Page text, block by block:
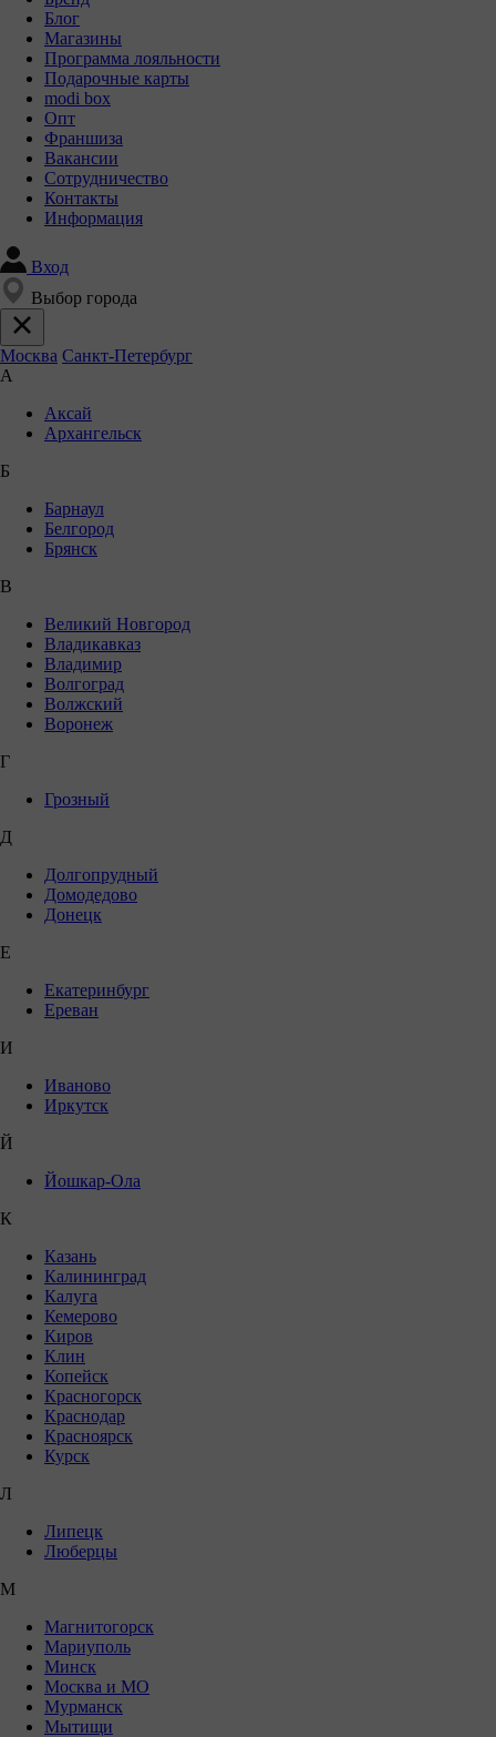
Блог
Магазины
Программа лояльности
Подарочные карты
modi box
Опт
Франшиза
Вакансии
Сотрудничество
Контакты
Информация
Вход
Выбор города
Москва Санкт-Петербург
А
Аксай
Архангельск
Б
Барнаул
Белгород
Брянск
В
Великий Новгород
Владикавказ
Владимир
Волгоград
Волжский
Воронеж
Г
Грозный
Д
Долгопрудный
Домодедово
Донецк
Е
Екатеринбург
Ереван
И
Иваново
Иркутск
Й
Йошкар-Ола
К
Казань
Калининград
Калуга
Кемерово
Киров
Клин
Копейск
Красногорск
Краснодар
Красноярск
Курск
Л
Липецк
Люберцы
М
Магнитогорск
Мариуполь
Минск
Москва и МО
Мурманск
Мытищи